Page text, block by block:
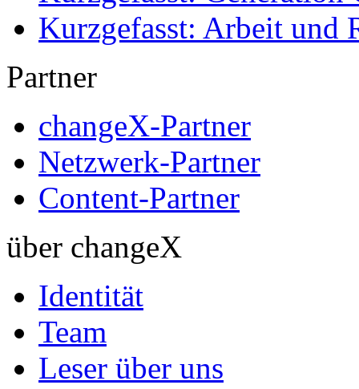
Kurzgefasst: Arbeit und
Partner
changeX-Partner
Netzwerk-Partner
Content-Partner
über changeX
Identität
Team
Leser über uns